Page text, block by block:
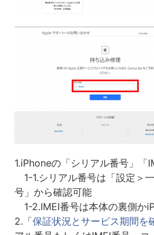
1.iPhoneの「シリアル番号」「
1-1.シリアル番号は「設定＞
号」から確認可能
1-2.IMEI番号は本体の裏側か
2.「保証状況とサービス期間を